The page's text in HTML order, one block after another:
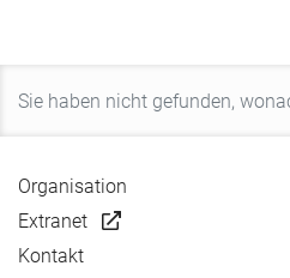
Organisation
Extranet
Kontakt